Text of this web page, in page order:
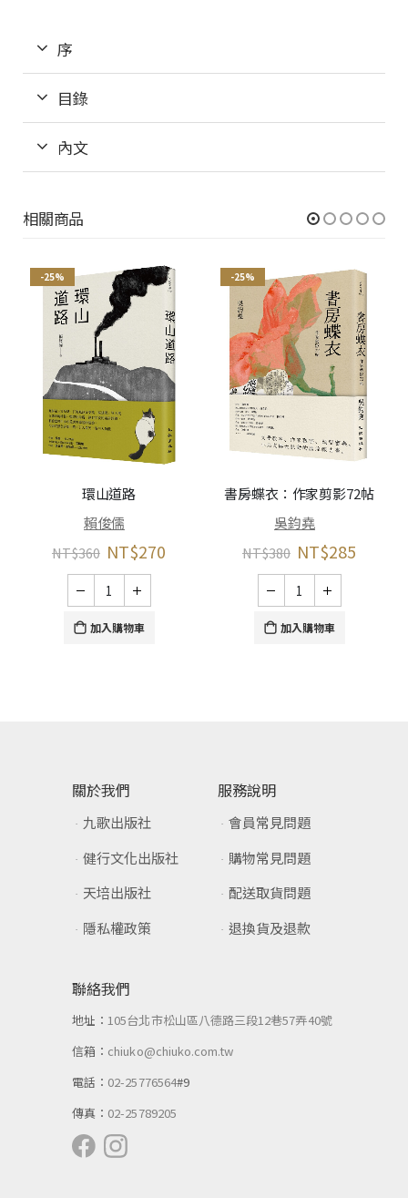
序
目錄
內文
相關商品
-25%
環山道路
賴俊儒
NT$360 NT$270
加入購物車
-25%
書房蝶衣：作家剪影72帖
吳鈞堯
NT$380 NT$285
加入購物車
關於我們
九歌出版社
健行文化出版社
天培出版社
隱私權政策
服務說明
會員常見問題
購物常見問題
配送取貨問題
退換貨及退款
聯絡我們
地址：105台北市松山區八德路三段12巷57弄40號
信箱： chiuko@chiuko.com.tw
電話： 02-25776564#9
傳真： 02-25789205